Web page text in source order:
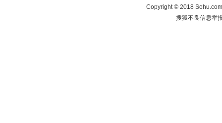
Copyright©2018
搜狐不良信息举